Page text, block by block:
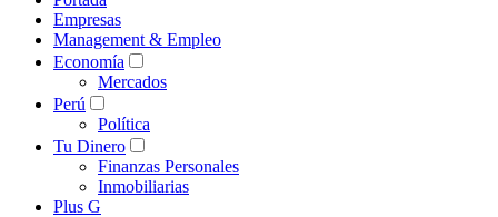
Empresas
Management & Empleo
Economía
Mercados
Perú
Política
Tu Dinero
Finanzas Personales
Inmobiliarias
Plus G